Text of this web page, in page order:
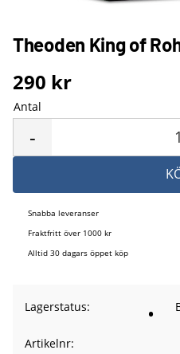
Theoden King of
290 kr
Antal
-
Snabba leveranser
Fraktfritt över 1000 kr
Alltid 30 dagars öppet köp
Lagerstatus
Artikelnr